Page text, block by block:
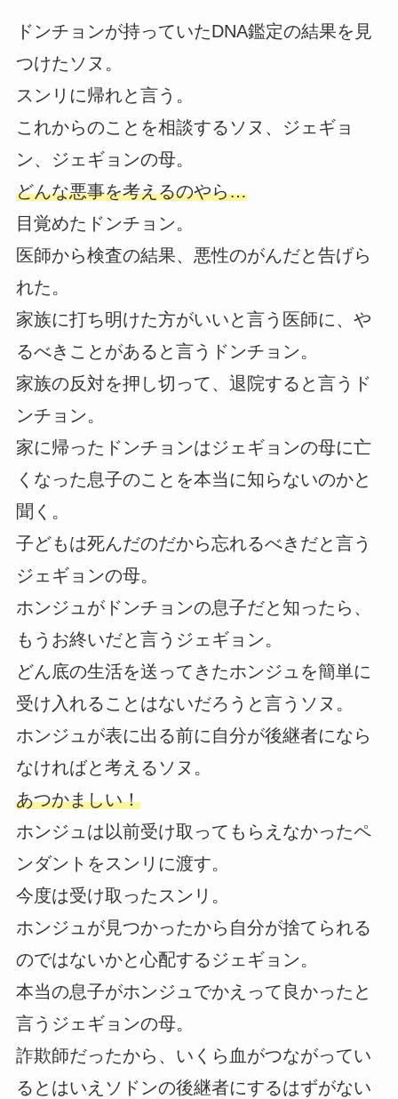
ドンチョンが持っていたDNA鑑定の結果を見
つけたソヌ。
スンリに帰れと言う。
これからのことを相談するソヌ、ジェギョ
ン、ジェギョンの母。
どんな悪事を考えるのやら…
目覚めたドンチョン。
医師から検査の結果、悪性のがんだと告げら
れた。
家族に打ち明けた方がいいと言う医師に、や
るべきことがあると言うドンチョン。
家族の反対を押し切って、退院すると言うド
ンチョン。
家に帰ったドンチョンはジェギョンの母に亡
くなった息子のことを本当に知らないのかと
聞く。
子どもは死んだのだから忘れるべきだと言う
ジェギョンの母。
ホンジュがドンチョンの息子だと知ったら、
もうお終いだと言うジェギョン。
どん底の生活を送ってきたホンジュを簡単に
受け入れることはないだろうと言うソヌ。
ホンジュが表に出る前に自分が後継者になら
なければと考えるソヌ。
あつかましい！
ホンジュは以前受け取ってもらえなかったペ
ンダントをスンリに渡す。
今度は受け取ったスンリ。
ホンジュが見つかったから自分が捨てられる
のではないかと心配するジェギョン。
本当の息子がホンジュでかえって良かったと
言うジェギョンの母。
詐欺師だったから、いくら血がつながってい
るとはいえソドンの後継者にするはずがない